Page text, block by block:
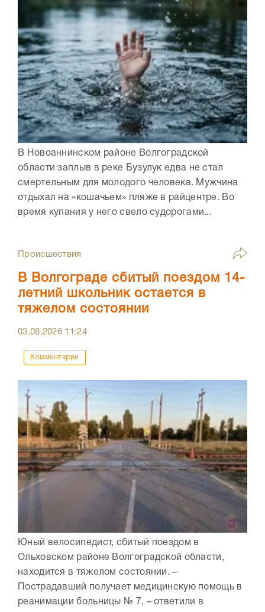
В Новоаннинском районе Волгоградской
области заплыв в реке Бузулук едва не стал
смертельным для молодого человека. Мужчина
отдыхал на «кошачьем» пляже в райцентре. Во
время купания у него свело судорогами...
Происшествия
В Волгограде сбитый поездом 14-
летний школьник остается в
тяжелом состоянии
03.08.2026 11:24
Комментарии
Юный велосипедист, сбитый поездом в
Ольховском районе Волгоградской области,
находится в тяжелом состоянии. –
Пострадавший получает медицинскую помощь в
реанимации больницы № 7, – ответили в